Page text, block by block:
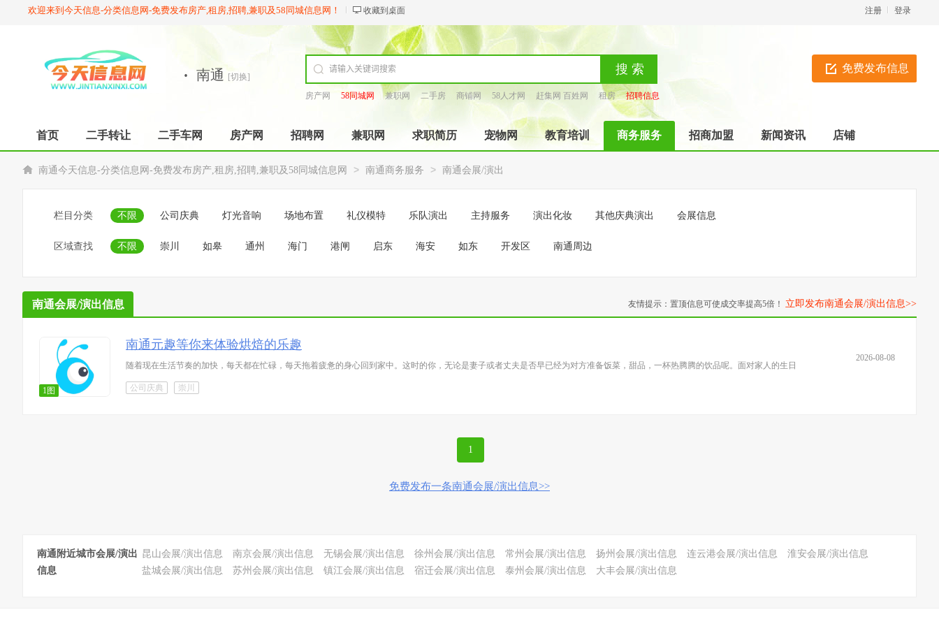
欢迎来到今天信息-分类信息网-免费发布房产,租房,招聘,兼职及58同城信息网！ 收藏到桌面 登录
注册
免费发布信息
· 南通
[切换]
房产网
58同城网 兼职网 二手房 商铺网 58人才网 赶集网 百姓网 租房
招聘信息
首页 二手转让 二手车网 房产网 招聘网 兼职网 求职简历 宠物网 教育培训 商务服务 招商加盟 新闻资讯 店铺
南通今天信息-分类信息网-免费发布房产,租房,招聘,兼职及58同城信息网 > 南通商务服务 > 南通会展/演出
栏目分类 不限 公司庆典 灯光音响 场地布置 礼仪模特 乐队演出 主持服务 演出化妆 其他庆典演出 会展信息
区域查找 不限 崇川 如皋 通州 海门 港闸 启东 海安 如东 开发区 南通周边
南通会展/演出信息 友情提示：置顶信息可使成交率提高5倍！ 立即发布南通会展/演出信息>>
1图
2026-08-08
南通元趣等你来体验烘焙的乐趣
随着现在生活节奏的加快，每天都在忙碌，每天拖着疲惫的身心回到家中。这时的你，无论是妻子或者丈夫是否早已经为对方准备饭菜，甜品，一杯热腾腾的饮品呢。面对家人的生日
公司庆典 崇川
1
免费发布一条南通会展/演出信息>>
南通附近城市会展/演出
信息
昆山会展/演出信息 南京会展/演出信息 无锡会展/演出信息 徐州会展/演出信息 常州会展/演出信息 扬州会展/演出信息 连云港会展/演出信息
淮安会展/演出信息
盐城会展/演出信息
苏州会展/演出信息 镇江会展/演出信息 宿迁会展/演出信息 泰州会展/演出信息 大丰会展/演出信息